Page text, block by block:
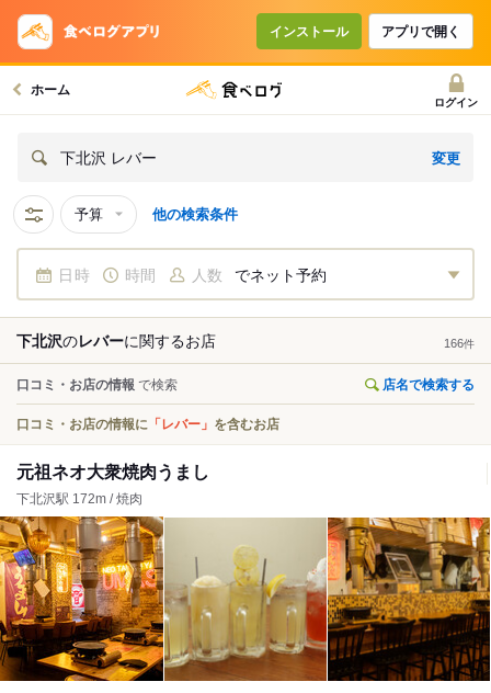
インストール アプリで開く
ホーム
ログイン
下北沢 レバー 変更
予算 他の検索条件
日時 時間 人数 でネット予約
下北沢のレバーに関するお店 166件
口コミ・お店の情報 で検索 店名で検索する
口コミ・お店の情報に 「レバー」 を含むお店
元祖ネオ大衆焼肉うまし
下北沢駅 172m / 焼肉